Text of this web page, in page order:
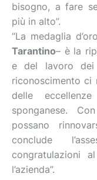
bisogno, a fare
più in alto”.
“La medaglia
Tarantino– è la
e del lavoro dei
riconoscimento
delle
sponganese.
possano
conclude
congratulazioni
l’azienda”.